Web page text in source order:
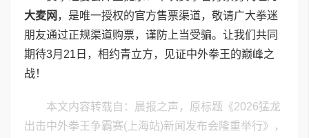
大麦网 ，是唯一授权的官方售票渠道，敬请广大拳迷
朋友通过正规渠道购票，谨防上当受骗。让我们共同
期待3月21日，相约青立方，见证中外拳王的巅峰之
战！
本文内容转载自：晨报之声，原标题《2026猛龙
出击中外拳王争霸赛(上海站)新闻发布会隆重举行》，